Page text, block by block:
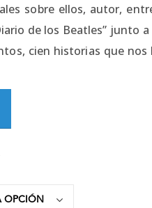
sobre ellos, autor,
de los Beatles” junto
cien historias que